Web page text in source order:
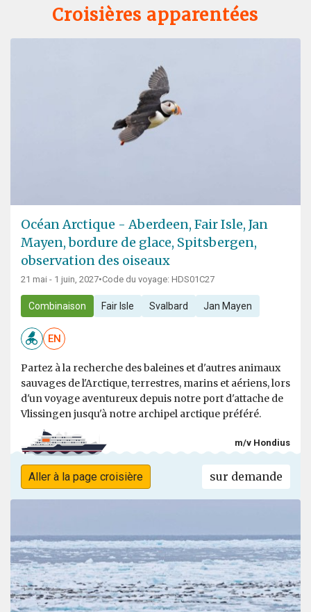
Croisières apparentées
Océan Arctique - Aberdeen, Fair Isle, Jan
Mayen, bordure de glace, Spitsbergen,
observation des oiseaux
21 mai - 1 juin, 2027•Code du voyage: HDS01C27
Combinaison Fair Isle Svalbard Jan Mayen
EN
Partez à la recherche des baleines et d'autres animaux
sauvages de l'Arctique, terrestres, marins et aériens, lors
d'un voyage aventureux depuis notre port d'attache de
Vlissingen jusqu'à notre archipel arctique préféré.
m/v Hondius
Aller à la page croisière sur demande